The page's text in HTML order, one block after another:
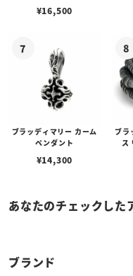
¥16,500
ブラッディマリー カーム
ペンダント
¥14,300
ブラ
ス
あなたのチェックした
ブランド